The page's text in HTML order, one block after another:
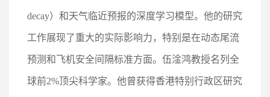
decay）和天气临近预报的深度学习模型。他的研究
工作展现了重大的实际影响力，特别是在动态尾流
预测和飞机安全间隔标准方面。伍淦鸿教授名列全
球前2%顶尖科学家。他曾获得香港特别行政区研究